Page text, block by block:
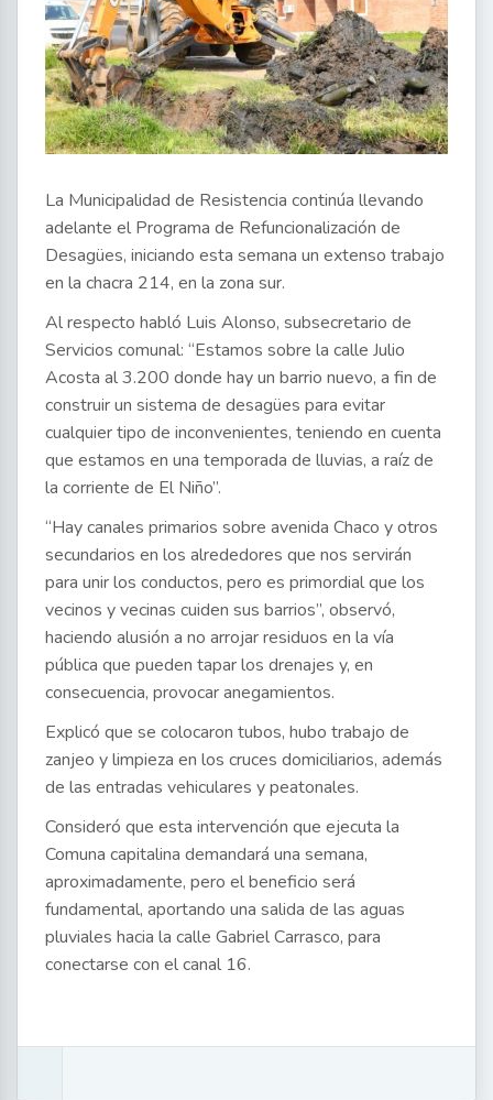
La Municipalidad de Resistencia continúa llevando
adelante el Programa de Refuncionalización de
Desagües, iniciando esta semana un extenso trabajo
en la chacra 214, en la zona sur.
Al respecto habló Luis Alonso, subsecretario de
Servicios comunal: “Estamos sobre la calle Julio
Acosta al 3.200 donde hay un barrio nuevo, a fin de
construir un sistema de desagües para evitar
cualquier tipo de inconvenientes, teniendo en cuenta
que estamos en una temporada de lluvias, a raíz de
la corriente de El Niño”.
“Hay canales primarios sobre avenida Chaco y otros
secundarios en los alrededores que nos servirán
para unir los conductos, pero es primordial que los
vecinos y vecinas cuiden sus barrios”, observó,
haciendo alusión a no arrojar residuos en la vía
pública que pueden tapar los drenajes y, en
consecuencia, provocar anegamientos.
Explicó que se colocaron tubos, hubo trabajo de
zanjeo y limpieza en los cruces domiciliarios, además
de las entradas vehiculares y peatonales.
Consideró que esta intervención que ejecuta la
Comuna capitalina demandará una semana,
aproximadamente, pero el beneficio será
fundamental, aportando una salida de las aguas
pluviales hacia la calle Gabriel Carrasco, para
conectarse con el canal 16.